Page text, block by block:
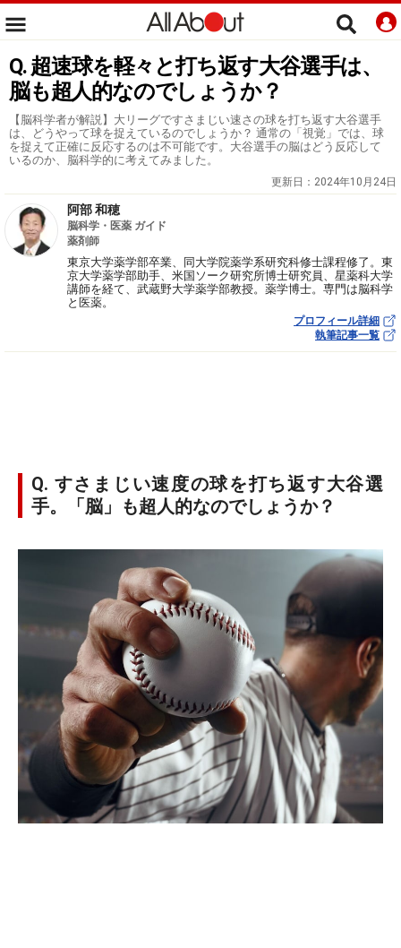
Q. 超速球を軽々と打ち返す大谷選手は、
脳も超人的なのでしょうか？
【脳科学者が解説】大リーグですさまじい速さの球を打ち返す大谷選手
は、どうやって球を捉えているのでしょうか？ 通常の「視覚」では、球
を捉えて正確に反応するのは不可能です。大谷選手の脳はどう反応して
いるのか、脳科学的に考えてみました。
更新日： 2024年10月24日
阿部 和穂
脳科学・医薬 ガイド
薬剤師
東京大学薬学部卒業、同大学院薬学系研究科修士課程修了。東
京大学薬学部助手、米国ソーク研究所博士研究員、星薬科大学
講師を経て、武蔵野大学薬学部教授。薬学博士。専門は脳科学
と医薬。
プロフィール詳細
執筆記事一覧
Q. すさまじい速度の球を打ち返す大谷選
手。「脳」も超人的なのでしょうか？